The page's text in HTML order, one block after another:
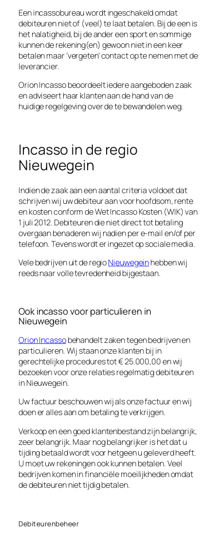
Een incassobureau wordt ingeschakeld omdat
debiteuren niet of (veel) te laat betalen. Bij de een is
het nalatigheid, bij de ander een sport en sommige
kunnen de rekening(en) gewoon niet in een keer
betalen maar ‘vergeten’ contact op te nemen met de
leverancier.
Orion Incasso beoordeelt iedere aangeboden zaak
en adviseert haar klanten aan de hand van de
huidige regelgeving over de te bewandelen weg.
Incasso in de regio
Nieuwegein
Indien de zaak aan een aantal criteria voldoet dat
schrijven wij uw debiteur aan voor hoofdsom, rente
en kosten conform de Wet Incasso Kosten (WIK) van
1 juli 2012. Debiteuren die niet direct tot betaling
overgaan benaderen wij nadien per e-mail en/of per
telefoon. Tevens wordt er ingezet op sociale media.
Vele bedrijven uit de regioNieuwegeinhebben wij
reeds naar volle tevredenheid bijgestaan.
Ook incasso voor particulieren in
Nieuwegein
Orion Incassobehandelt zaken tegen bedrijven en
particulieren. Wij staan onze klanten bij in
gerechtelijke procedures tot € 25.000,00 en wij
bezoeken voor onze relaties regelmatig debiteuren
in Nieuwegein.
Uw factuur beschouwen wij als onze factuur en wij
doen er alles aan om betaling te verkrijgen.
Verkoop en een goed klantenbestand zijn belangrijk,
zeer belangrijk. Maar nog belangrijker is het dat u
tijding betaald wordt voor hetgeen u geleverd heeft.
U moet uw rekeningen ook kunnen betalen. Veel
bedrijven komen in financiële moeilijkheden omdat
de debiteuren niet tijdig betalen.
Debiteurenbeheer